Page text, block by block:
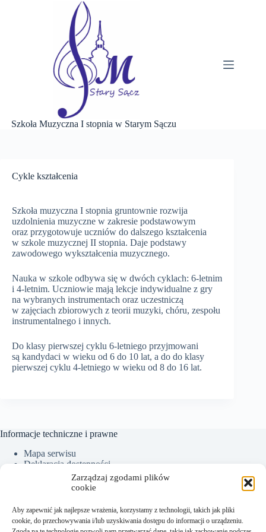
Zarządzaj zgodami plików
cookie
Aby zapewnić jak najlepsze wrażenia, korzystamy z technologii, takich jak pliki
cookie, do przechowywania i/lub uzyskiwania dostępu do informacji o urządzeniu.
Szkoła Muzyczna I stopnia w Starym Sączu
Cykle kształcenia
Szkoła muzyczna I stopnia gruntownie rozwija
uzdolnienia muzyczne w zakresie podstawowym
oraz przygotowuje uczniów do dalszego kształcenia
w szkole muzycznej II stopnia. Daje podstawy
zawodowego wykształcenia muzycznego.
Nauka w szkole odbywa się w dwóch cyklach: 6-letnim
i 4-letnim. Uczniowie mają lekcje indywidualne z gry
na wybranych instrumentach oraz uczestniczą
w zajęciach zbiorowych z teorii muzyki, chóru, zespołu
instrumentalnego i innych.
Do klasy pierwszej cyklu 6-letniego przyjmowani
są kandydaci w wieku od 6 do 10 lat, a do do klasy
pierwszej cyklu 4-letniego w wieku od 8 do 16 lat.
Informacje techniczne i prawne
Mapa serwisu
Deklaracja dostępności
Ochrona Danych Osobowych
Polityka plików cookies (EU)
Kontakt: